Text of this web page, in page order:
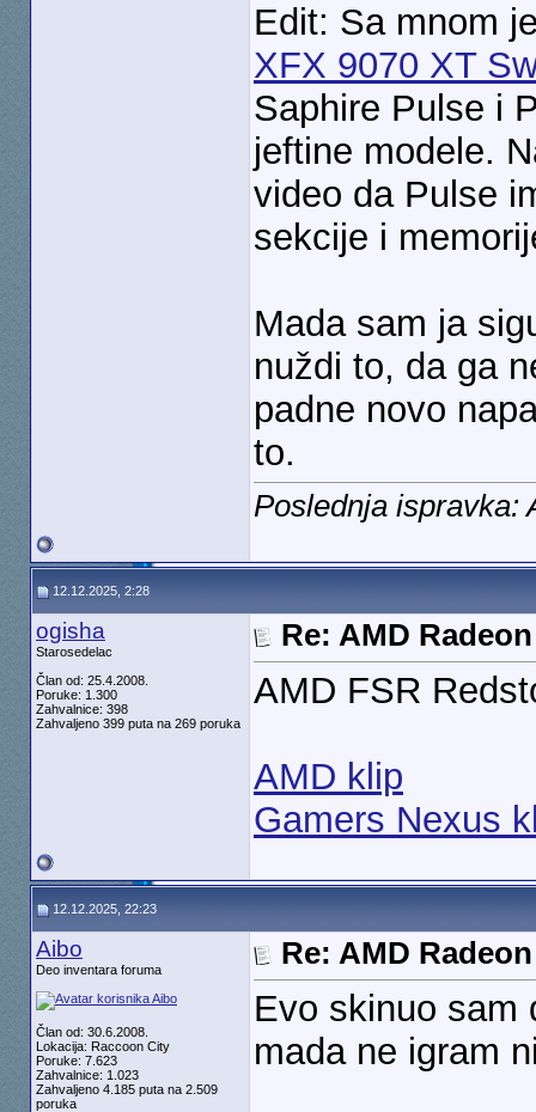
Edit: Sa mnom
XFX 9070 XT
Saphire Pulse i
jeftine modele.
video da Pulse
sekcije i
Mada sam ja
nuždi to, da ga
padne novo
to.
Poslednja ispravka:
12.12.2025, 2:28
ogisha
Starosedelac
Član od: 25.4.2008.
Poruke: 1.300
Zahvalnice: 398
Zahvaljeno 399 puta na 269 poruka
Re: AMD
AMD FSR
AMD klip
Gamers Nexus
12.12.2025, 22:23
Aibo
Deo inventara foruma
Član od: 30.6.2008.
Lokacija: Raccoon City
Poruke: 7.623
Zahvalnice: 1.023
Zahvaljeno 4.185 puta na 2.509
poruka
Re: AMD
Evo skinuo sam
mada ne igram